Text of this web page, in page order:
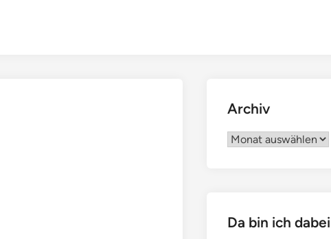
Archiv
Archiv
Da bin ich dabei